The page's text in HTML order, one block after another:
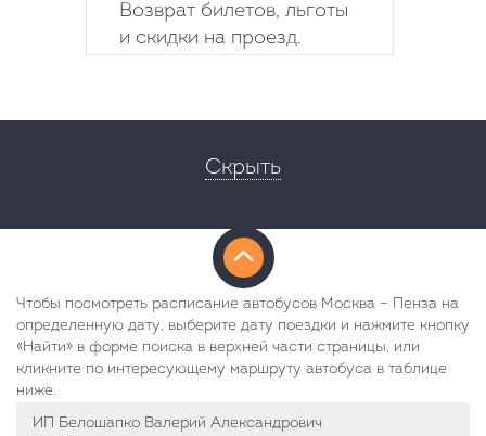
Возврат билетов, льготы
и скидки на проезд.
Скрыть
Чтобы посмотреть расписание автобусов Москва – Пенза на
определенную дату, выберите дату поездки и нажмите кнопку
«Найти» в форме поиска в верхней части страницы, или
кликните по интересующему маршруту автобуса в таблице
ниже.
ИП Белошапко Валерий Александрович